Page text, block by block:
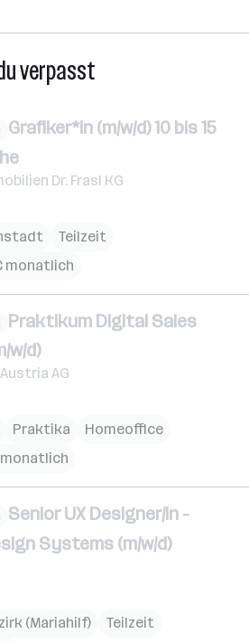
verpasst
Grafiker*in (m/w/d) 10 bis 15
Dr. Frasl KG
Teilzeit
monatlich
Praktikum Digital Sales
w/d)
AG
Praktika
Homeoffice
monatlich
Senior UX Designer/in -
Systems (m/w/d)
(Mariahilf)
Teilzeit